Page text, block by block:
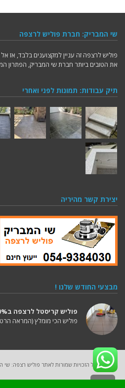
שי המבריק: חברת פוליש לרצפה
פוליש לרצפה זה עניין למקצוענים בלבד, אז
את הטובים ביותר חברת שי המבריק, הפתרון
תיק עבודות: תמונות לפני ואחרי
יצירת קשר מהיריה
מבצעי החודש שלנו !
פוליש קריסטל לרצפה ב50% הנחה
פוליש הכי מומלץ (המראה
2025 (C) כל הזכויות שמורות לאתר פוליש רצפה: שי המבריק